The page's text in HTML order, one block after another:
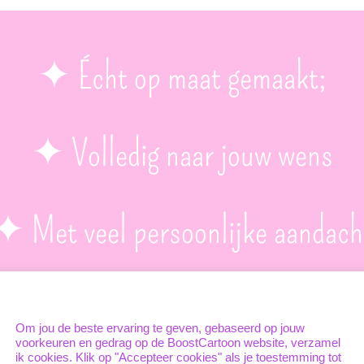
✦ Écht op maat gemaakt;
✦ Volledig naar jouw wens
Met veel persoonlijke
vrolijke bubbly Disney/
Om jou de beste ervaring te geven, gebaseerd op jouw
voorkeuren en gedrag op de BoostCartoon website, verzamel
ik cookies. Klik op "Accepteer cookies" als je toestemming tot